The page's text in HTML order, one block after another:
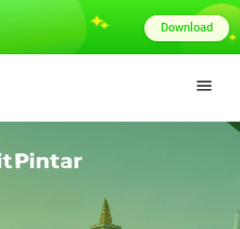
Download